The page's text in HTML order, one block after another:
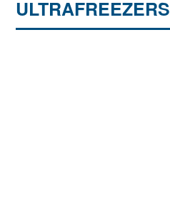
ULTRAFREEZERS